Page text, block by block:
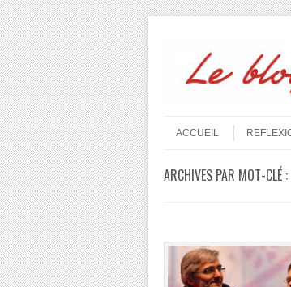
Menu
ACCUEIL
ARCHIVES PAR MOT-CLÉ :